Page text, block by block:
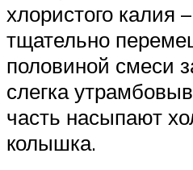
хлористого калия
тщательно
половиной смеси
слегка
часть насыпают
колышка.